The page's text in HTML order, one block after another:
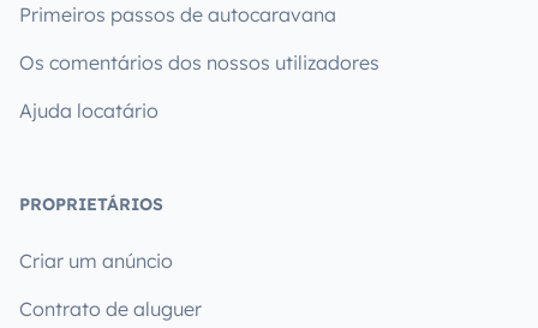
Primeiros passos de autocaravana
Os comentários dos nossos utilizadores
Ajuda locatário
PROPRIETÁRIOS
Criar um anúncio
Contrato de aluguer